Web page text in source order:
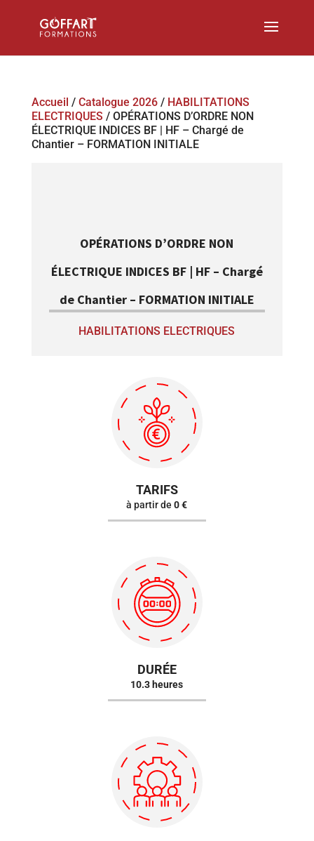
Accueil / Catalogue 2026/ HABILITATIONS
ELECTRIQUES / OPÉRATIONS D’ORDRE NON
ÉLECTRIQUE INDICES BF | HF – Chargé de
Chantier – FORMATION INITIALE
OPÉRATIONS D’ORDRE NON
ÉLECTRIQUE INDICES BF | HF – Chargé
de Chantier – FORMATION INITIALE
HABILITATIONS ELECTRIQUES
TARIFS
à partir de0 €
DURÉE
10.3 heures